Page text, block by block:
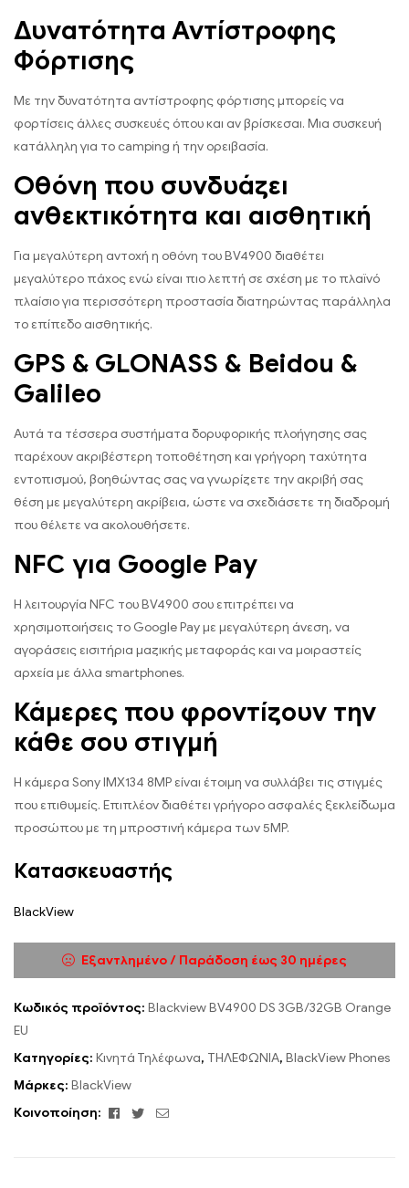
Δυνατότητα Αντίστροφης
Φόρτισης
Με την δυνατότητα αντίστροφης φόρτισης μπορείς να
φορτίσεις άλλες συσκευές όπου και αν βρίσκεσαι. Μια συσκευή
κατάλληλη για το camping ή την ορειβασία.
Οθόνη που συνδυάζει
ανθεκτικότητα και αισθητική
Για μεγαλύτερη αντοχή η οθόνη του BV4900 διαθέτει
μεγαλύτερο πάχος ενώ είναι πιο λεπτή σε σχέση με το πλαϊνό
πλαίσιο για περισσότερη προστασία διατηρώντας παράλληλα
το επίπεδο αισθητικής.
GPS & GLONASS & Beidou &
Galileo
Αυτά τα τέσσερα συστήματα δορυφορικής πλοήγησης σας
παρέχουν ακριβέστερη τοποθέτηση και γρήγορη ταχύτητα
εντοπισμού, βοηθώντας σας να γνωρίζετε την ακριβή σας
θέση με μεγαλύτερη ακρίβεια, ώστε να σχεδιάσετε τη διαδρομή
που θέλετε να ακολουθήσετε.
NFC για Google Pay
Η λειτουργία NFC του BV4900 σου επιτρέπει να
χρησιμοποιήσεις το Google Pay με μεγαλύτερη άνεση, να
αγοράσεις εισιτήρια μαζικής μεταφοράς και να μοιραστείς
αρχεία με άλλα smartphones.
Κάμερες που φροντίζουν την
κάθε σου στιγμή
Η κάμερα Sony IMX134 8MP είναι έτοιμη να συλλάβει τις στιγμές
που επιθυμείς. Επιπλέον διαθέτει γρήγορο ασφαλές ξεκλείδωμα
προσώπου με τη μπροστινή κάμερα των 5MP.
Κατασκευαστής
BlackView
Εξαντλημένο / Παράδοση έως 30 ημέρες
Κωδικός προϊόντος: Blackview BV4900 DS 3GB/32GB Orange
EU
Κατηγορίες: Κινητά Τηλέφωνα, ΤΗΛΕΦΩΝΙΑ, BlackView Phones
Μάρκες: BlackView
Κοινοποίηση:
Facebook
TwitterEmail